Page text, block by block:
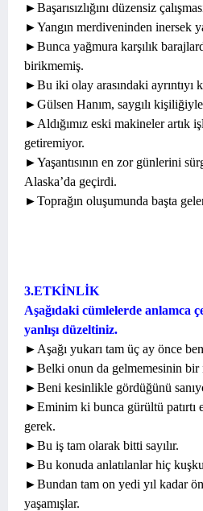
►Başarısızlığını düzensiz
►Yangın merdiveninden inersek
►Bunca yağmura karşılık
birikmemiş.
►Bu iki olay arasındaki ayrıntıyı
►Gülsen Hanım, saygılı
►Aldığımız eski makineler artık
getiremiyor.
►Yaşantısının en zor günlerini
Alaska’da geçirdi.
►Toprağın oluşumunda başta
3.ETKİNLİK
Aşağıdaki cümlelerde anlamca
yanlışı düzeltiniz.
►Aşağı yukarı tam üç ay önce
►Belki onun da gelmemesinin bir
►Beni kesinlikle gördüğünü
►Eminim ki bunca gürültü patırtı
gerek.
►Bu iş tam olarak bitti sayılır.
►Bu konuda anlatılanlar hiç
►Bundan tam on yedi yıl kadar
yaşamışlar.